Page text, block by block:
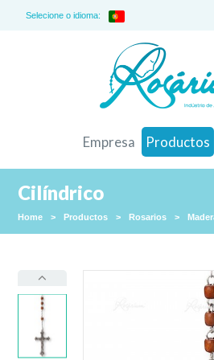
Selecione o idioma:
Empresa Productos
Cilíndrico
Home > Productos > Rosarios >